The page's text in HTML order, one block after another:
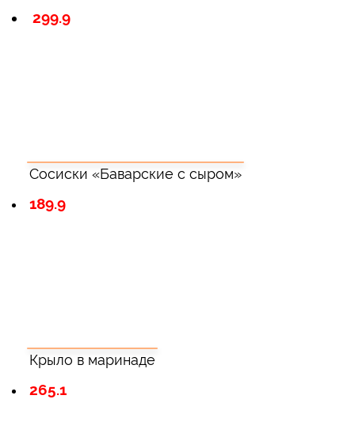
299.9
Сосиски «Баварские с сыром»
189.9
Крыло в маринаде
265.1